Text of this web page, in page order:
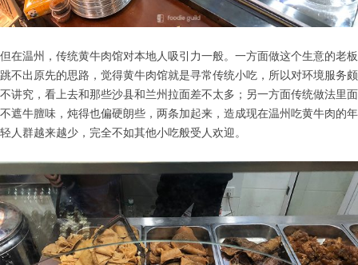
但在温州，传统黄牛肉馆对本地人吸引力一般。一方面做这个生意的老板
跳不出原先的思路，觉得黄牛肉馆就是寻常传统小吃，所以对环境服务颇
不讲究，看上去和那些沙县和兰州拉面差不太多；另一方面传统做法里面
不遮牛膻味，炖得也偏硬朗些，两条加起来，造成现在温州吃黄牛肉的年
轻人群越来越少，完全不如其他小吃般受人欢迎。